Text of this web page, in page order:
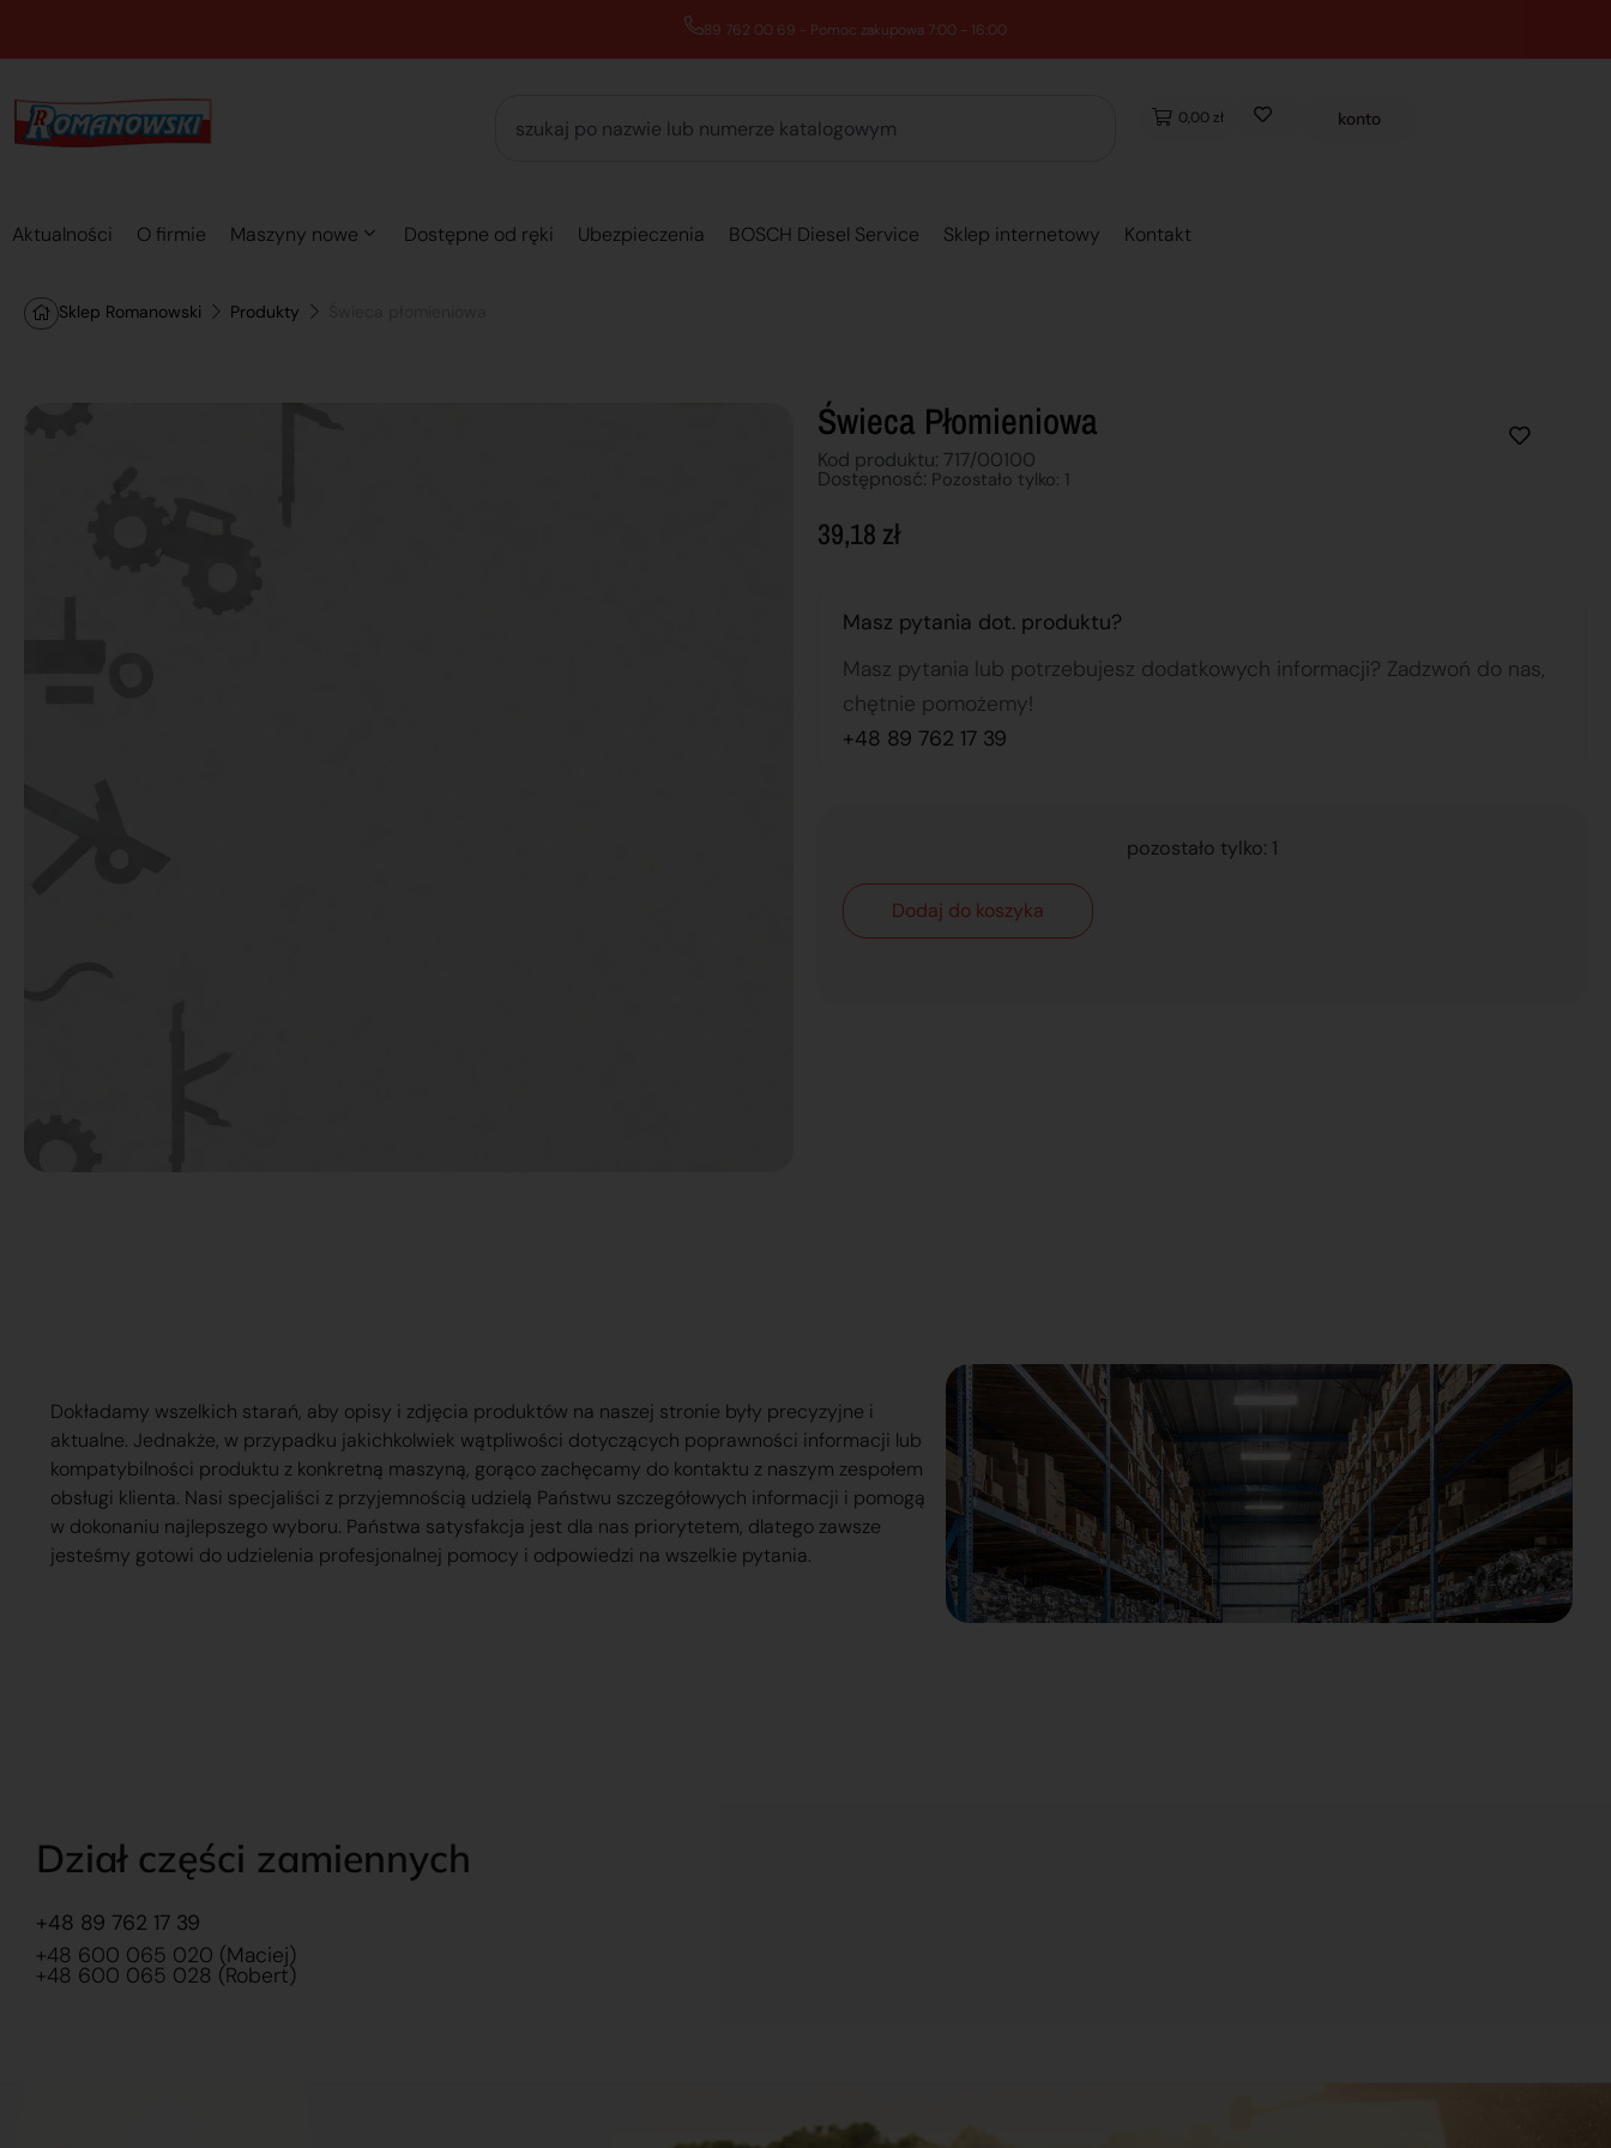
89 762 00 69 - Pomoc zakupowa 7:00 - 16:00
0,00 zł konto
Aktualności O firmie Maszyny nowe Dostępne od ręki Ubezpieczenia BOSCH Diesel Service Sklep internetowy Kontakt
Sklep Romanowski Produkty
Świeca Płomieniowa
Kod produktu: 717/00100
Dostępnosć: Pozostało tylko: 1
39,18 zł
Masz pytania dot. produktu?
Masz pytania lub potrzebujesz dodatkowych informacji? Zadzwoń do nas,
chętnie pomożemy!
+48 89 762 17 39
pozostało tylko: 1
Dodaj do koszyka
Dokładamy wszelkich starań, aby opisy i zdjęcia produktów na naszej stronie były precyzyjne i
aktualne. Jednakże, w przypadku jakichkolwiek wątpliwości dotyczących poprawności informacji lub
kompatybilności produktu z konkretną maszyną, gorąco zachęcamy do kontaktu z naszym zespołem
obsługi klienta. Nasi specjaliści z przyjemnością udzielą Państwu szczegółowych informacji i pomogą
w dokonaniu najlepszego wyboru. Państwa satysfakcja jest dla nas priorytetem, dlatego zawsze
jesteśmy gotowi do udzielenia profesjonalnej pomocy i odpowiedzi na wszelkie pytania.
Dział części zamiennych
+48 89 762 17 39
+48 600 065 020 (Maciej)
+48 600 065 028 (Robert)